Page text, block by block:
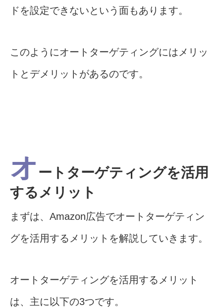
ドを設定できないという面もあります。
このようにオートターゲティングにはメリッ
トとデメリットがあるのです。
オ ートターゲティングを活用
するメリット
まずは、Amazon広告でオートターゲティン
グを活用するメリットを解説していきます。
オートターゲティングを活用するメリット
は、主に以下の3つです。